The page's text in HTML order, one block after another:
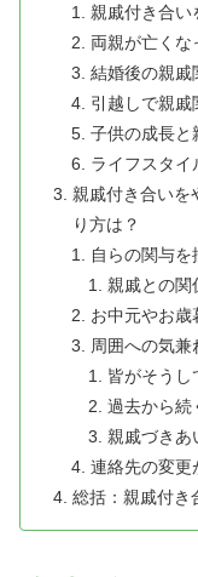
親戚付き合い
両親が亡くな
結婚後の親戚
引越しで親戚
子供の成長と
ライフスタイ
親戚付き合いを
り方は？
自らの関与を
親戚との関
お中元やお歳
周囲への気兼
皆がそうし
過去から続
親戚づきあ
連絡先の変更
総括：親戚付き